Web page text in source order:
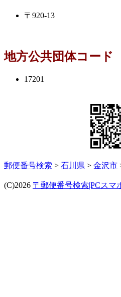
〒920-13
地方公共団体コード
17201
郵便番号検索 > 石川県 > 金沢市
(C)2026 〒郵便番号検索|PCスマ